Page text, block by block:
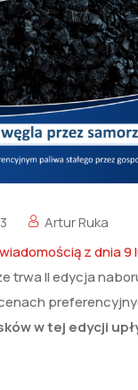
Artur Ruka
wiadomością z dnia 9
trwa II edycja
w tej edycji